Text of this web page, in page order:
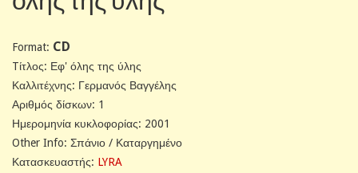
Format: CD
Tίτλος: Εφ' όλης της ύλης
Καλλιτέχνης: Γερμανός Βαγγέλης
Αριθμός δίσκων: 1
Ημερομηνία κυκλοφορίας: 2001
Other Info: Σπάνιο / Καταργημένο
Κατασκευαστής: LYRA